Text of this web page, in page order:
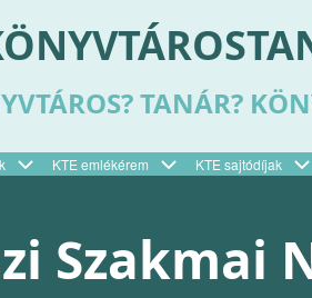
TANÁR?
KTE emlékérem KTE sajtódíjak
Szakmai